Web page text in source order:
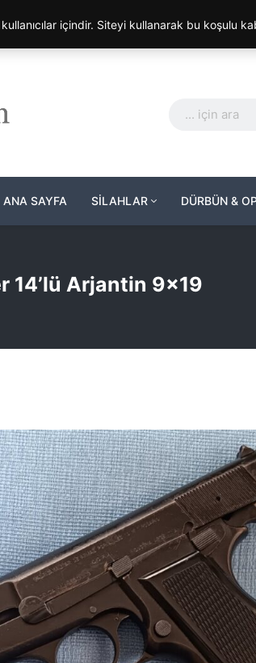
ANA SAYFA SİLAHLAR DÜRBÜN &
14’lü Arjantin 9×19
kullanıcılar içindir. Siteyi kullanarak bu koşulu